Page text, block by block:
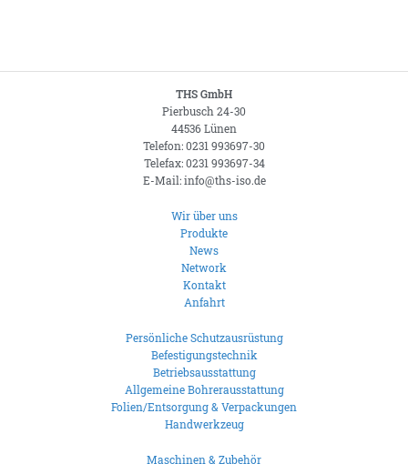
THS GmbH
Pierbusch 24-30
44536 Lünen
Telefon: 0231 993697-30
Telefax: 0231 993697-34
E-Mail: info@ths-iso.de
Wir über uns
Produkte
News
Network
Kontakt
Anfahrt
Persönliche Schutzausrüstung
Befestigungstechnik
Betriebsausstattung
Allgemeine Bohrerausstattung
Folien/Entsorgung & Verpackungen
Handwerkzeug
Maschinen & Zubehör